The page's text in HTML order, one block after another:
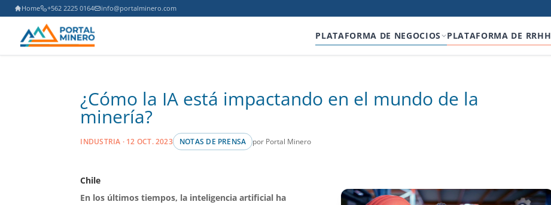
Home +562 2225 0164 info@portalminero.com
PLATAFORMA DE NEGOCIOS PLATAFORMA DE RRHH
¿Cómo la IA está impactando en el mundo de la
minería?
INDUSTRIA · 12 OCT. 2023 NOTAS DE PRENSA por Portal Minero
Chile
En los últimos tiempos, la inteligencia artificial ha